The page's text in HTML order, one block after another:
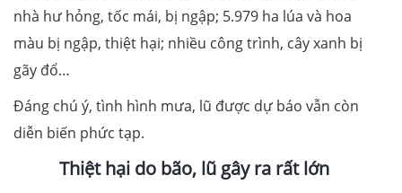
nhà hư hỏng, tốc mái, bị ngập; 5.979 ha lúa và hoa
màu bị ngập, thiệt hại; nhiều công trình, cây xanh bị
gãy đổ…
Đáng chú ý, tình hình mưa, lũ được dự báo vẫn còn
diễn biến phức tạp.
Thiệt hại do bão, lũ gây ra rất lớn